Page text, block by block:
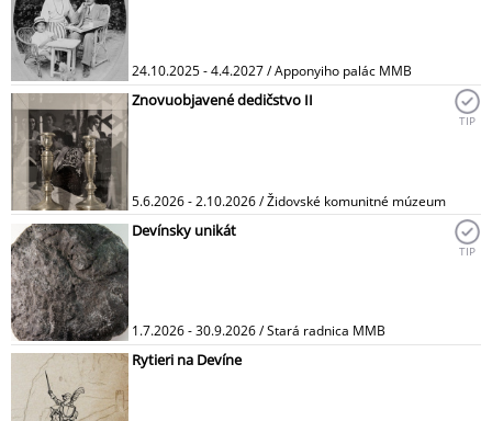
24.10.2025 - 4.4.2027 / Apponyiho palác MMB
Znovuobjavené dedičstvo II
5.6.2026 - 2.10.2026 / Židovské komunitné múzeum
TIP
Devínsky unikát
1.7.2026 - 30.9.2026 / Stará radnica MMB
TIP
Rytieri na Devíne